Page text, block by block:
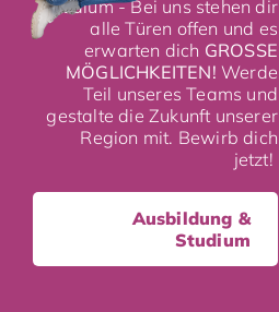
Studium - Bei uns stehen dir
alle Türen offen und es
erwarten dich GROSSE
MÖGLICHKEITEN! Werde
Teil unseres Teams und
gestalte die Zukunft unserer
Region mit. Bewirb dich
jetzt!
Ausbildung &
Studium